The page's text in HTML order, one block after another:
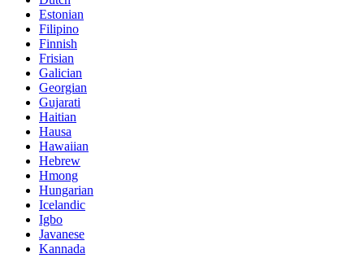
Estonian
Filipino
Finnish
Frisian
Galician
Georgian
Gujarati
Haitian
Hausa
Hawaiian
Hebrew
Hmong
Hungarian
Icelandic
Igbo
Javanese
Kannada